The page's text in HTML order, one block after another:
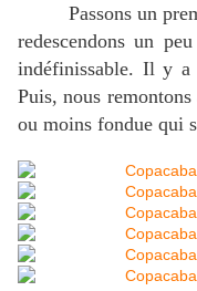
Passons un
redescendons un
indéfinissable. Il y a
Puis, nous
ou moins fondue qui